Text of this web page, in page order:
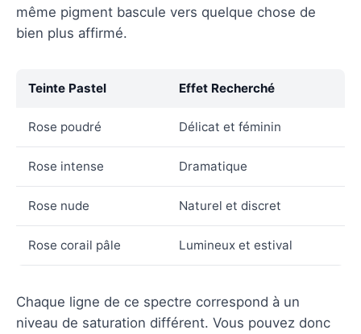
même pigment bascule vers quelque chose de
bien plus affirmé.
Teinte Pastel Effet Recherché
Rose poudré Délicat et féminin
Rose intense Dramatique
Rose nude Naturel et discret
Rose corail pâle Lumineux et estival
Chaque ligne de ce spectre correspond à un
niveau de saturation différent. Vous pouvez donc